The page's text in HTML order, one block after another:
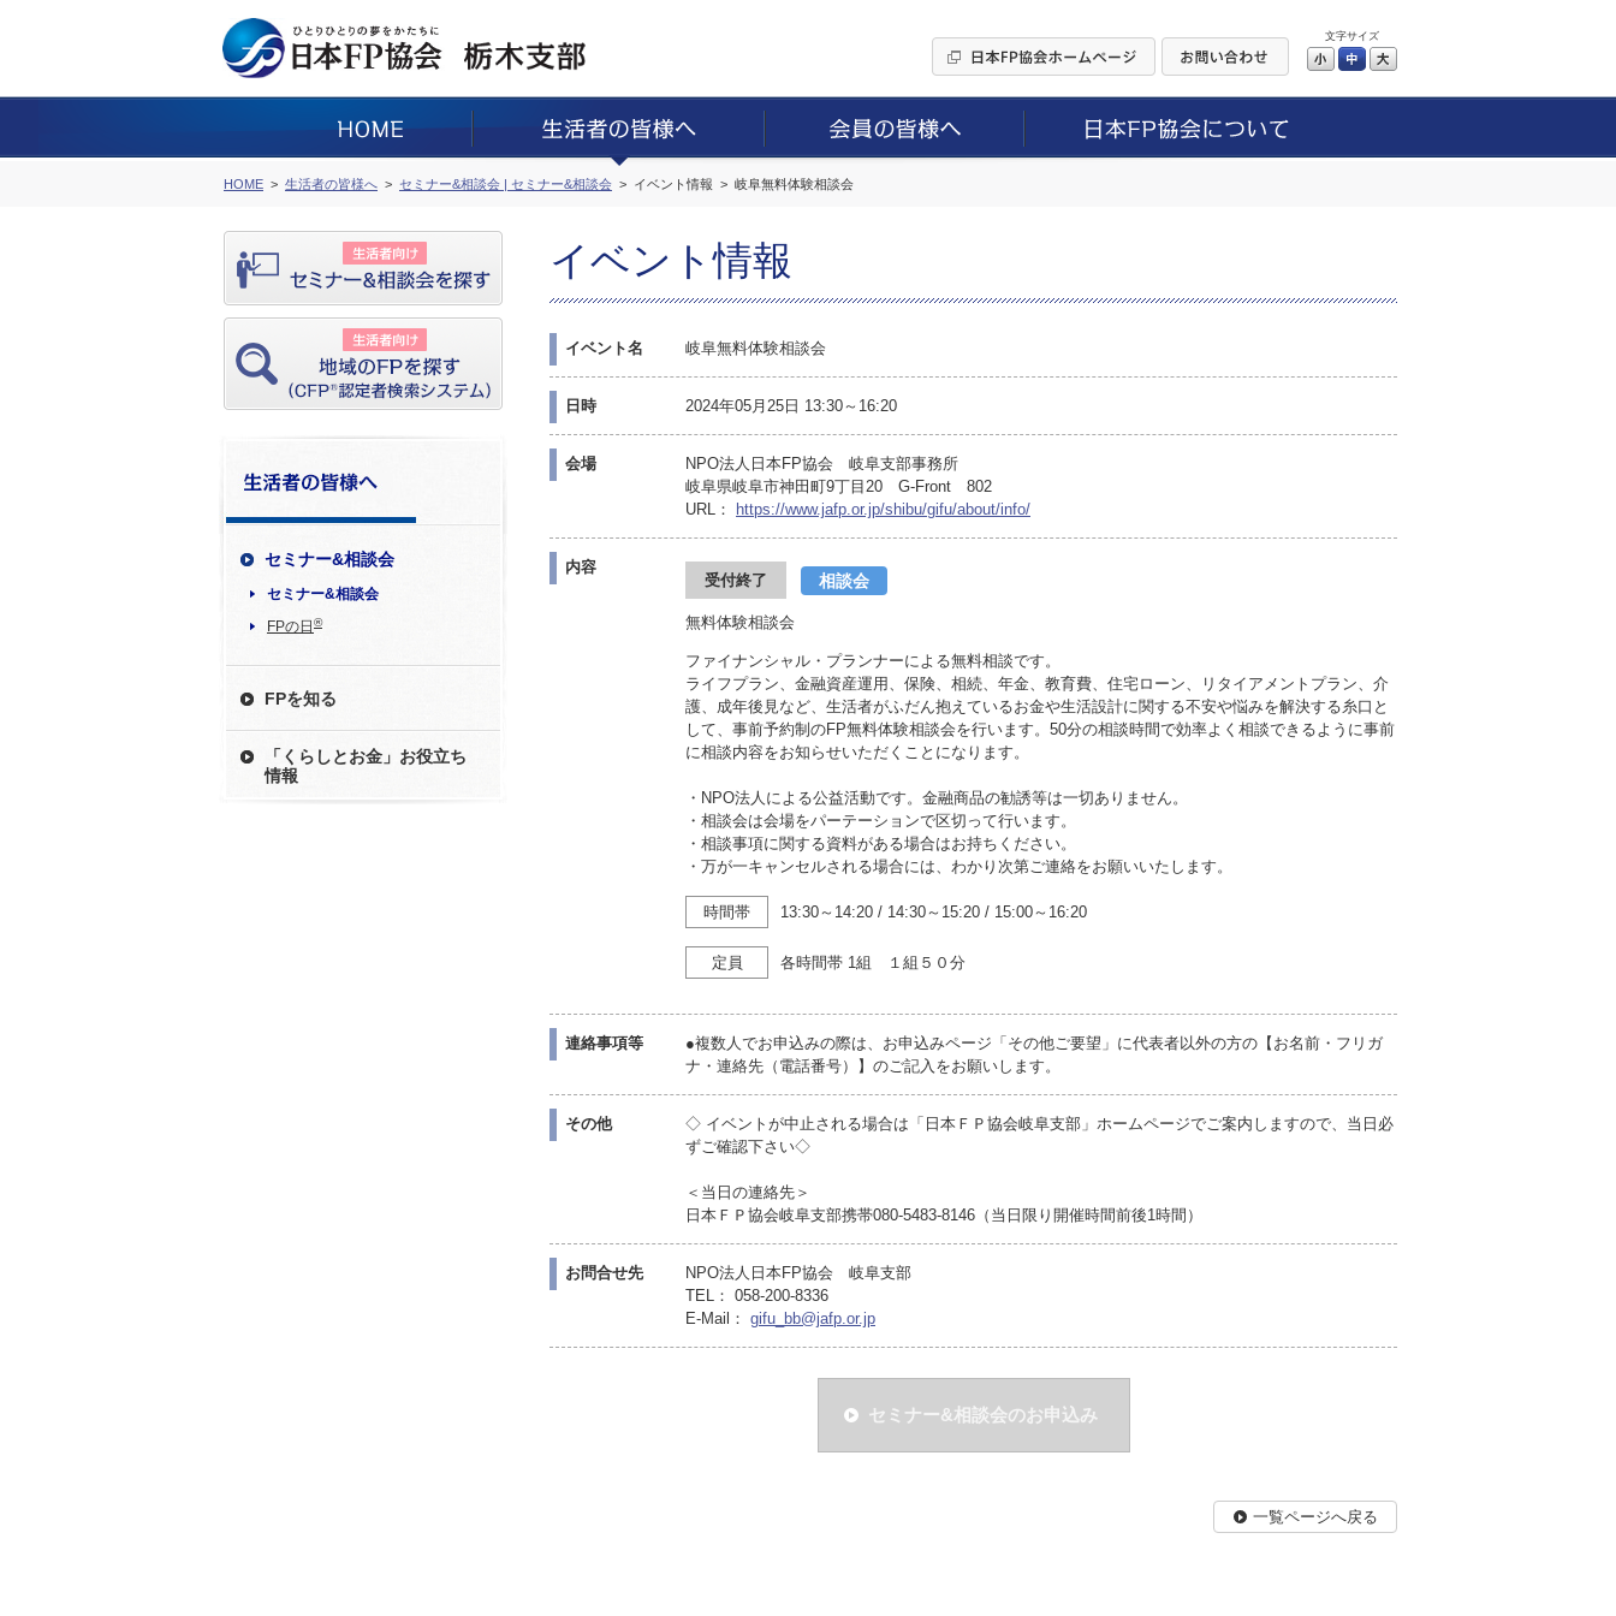
文字サイズ
小 中
HOME 生活者の皆様へ セミナー&相談会 | セミナー&相談会 イベント情報 岐阜無料体験相談会
セミナー&相談会
セミナー&相談会
FPの日 ®
FPを知る
「くらしとお金」お役立ち
情報
イベント情報
イベント名 岐阜無料体験相談会
日時 2024年05月25日 13:30～16:20
会場
NPO法人日本FP協会 岐阜支部事務所
岐阜県岐阜市神田町9丁目20 G-Front 802
URL：
https://www.jafp.or.jp/shibu/gifu/about/info/
内容
受付終了 相談会
無料体験相談会
ファイナンシャル・プランナーによる無料相談です。
ライフプラン、金融資産運用、保険、相続、年金、教育費、住宅ローン、リタイアメントプラン、介
護、成年後見など、生活者がふだん抱えているお金や生活設計に関する不安や悩みを解決する糸口と
して、事前予約制のFP無料体験相談会を行います。50分の相談時間で効率よく相談できるように事前
に相談内容をお知らせいただくことになります。
・NPO法人による公益活動です。金融商品の勧誘等は一切ありません。
・相談会は会場をパーテーションで区切って行います。
・相談事項に関する資料がある場合はお持ちください。
・万が一キャンセルされる場合には、わかり次第ご連絡をお願いいたします。
時間帯 13:30～14:20 / 14:30～15:20 / 15:00～16:20
定員 各時間帯 1組 １組５０分
連絡事項等
●複数人でお申込みの際は、お申込みページ「その他ご要望」に代表者以外の方の【お名前・フリガ
ナ・連絡先（電話番号）】のご記入をお願いします。
その他
◇ イベントが中止される場合は「日本ＦＰ協会岐阜支部」ホームページでご案内しますので、当日必
ずご確認下さい◇
＜当日の連絡先＞
日本ＦＰ協会岐阜支部携帯080-5483-8146（当日限り開催時間前後1時間）
お問合せ先
NPO法人日本FP協会 岐阜支部
TEL： 058-200-8336
E-Mail： gifu_bb@jafp.or.jp
セミナー&相談会のお申込み
一覧ページへ戻る